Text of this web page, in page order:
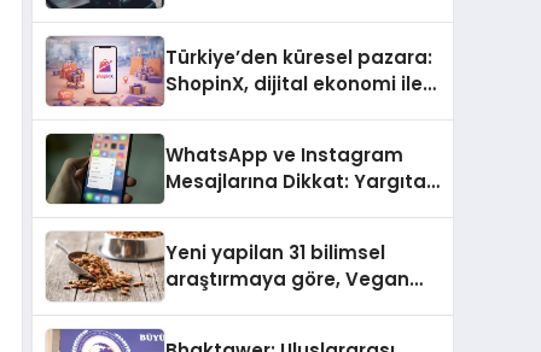
Türkiye’den küresel pazara:
ShopinX, dijital ekonomi ile
WhatsApp ve Instagram
Mesajlarına Dikkat: Yargıtay
Yeni yapilan 31 bilimsel
araştırmaya göre, Vegan